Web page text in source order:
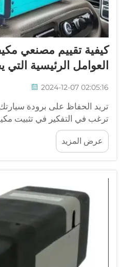
كيفية تقييم مصنعي
العوامل الرئيسية التي
2024-12-07 02:05:16
تريد الحفاظ على برودة سيارتك
ترغب في التفكير في تثبيت
لهذه الوحدات التكييفية
توقفها. السؤال هو، كيف تختار
هذا...
عرض المزيد